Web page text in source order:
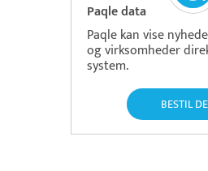
Paqle data
Paqle kan vise
og virksomheder
system.
BESTIL